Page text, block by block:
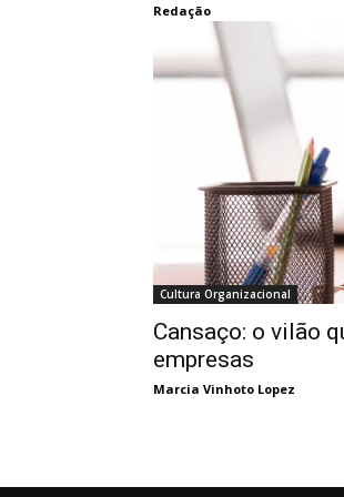
Redação
Cultura Organizacional
Cansaço: o vilão
empresas
Marcia Vinhoto Lopez